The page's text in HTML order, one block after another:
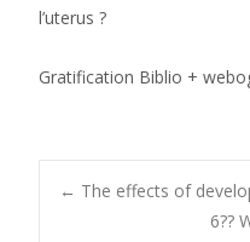
l’uterus ?
Gratification Biblio +
Post
← The effects of
6??